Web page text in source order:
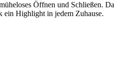
Öffnen und Schließen.
ein Highlight in jedem Zuhause.